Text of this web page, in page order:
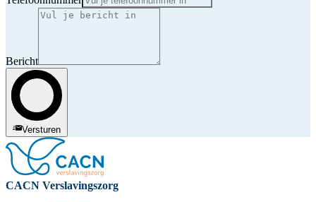
Bericht
Versturen
CACN Verslavingszorg